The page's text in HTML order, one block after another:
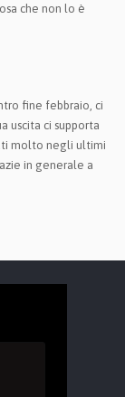
che non lo è
fine febbraio, ci
uscita ci supporta
molto negli ultimi
in generale a